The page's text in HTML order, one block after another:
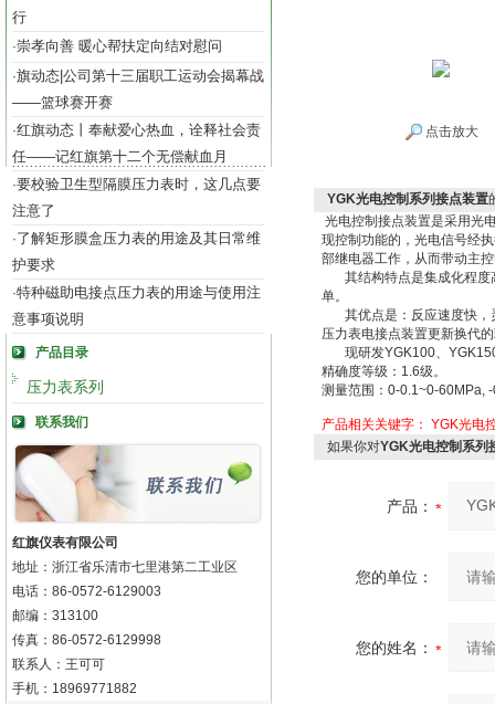
行
·崇孝向善 暖心帮扶定向结对慰问
·旗动态|公司第十三届职工运动会揭幕战
——篮球赛开赛
·红旗动态丨奉献爱心热血，诠释社会责
任——记红旗第十二个无偿献血月
·要校验卫生型隔膜压力表时，这几点要
注意了
·了解矩形膜盒压力表的用途及其日常维
护要求
·特种磁助电接点压力表的用途与使用注
意事项说明
产品目录
压力表系列
联系我们
红旗仪表有限公司
地址：浙江省乐清市七里港第二工业区
电话：86-0572-6129003
邮编：313100
传真：86-0572-6129998
联系人：王可可
手机：18969771882
点击放大
YGK光电控制系列接点装置
光电控制接点装置是采用光
现控制功能的，光电信号经
部继电器工作，从而带动主
其结构特点是集成化程度
单。
其优点是：反应速度快，
压力表电接点装置更新换代
现研发YGK100、YGK150
精确度等级：1.6级。
测量范围：0-0.1~0-60MPa,
产品相关关键字： YGK光电
如果你对YGK光电控制系列
产品：
您的单位：
您的姓名：